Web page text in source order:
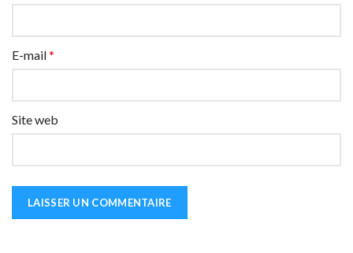
E-mail*
Site web